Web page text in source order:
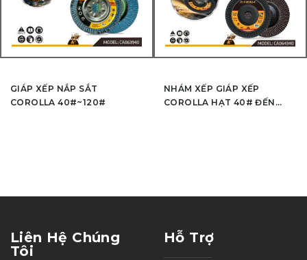
GIÁP XẾP NẮP SẮT
COROLLA 40#~120#
NHÁM XẾP GIÁP XẾP
COROLLA HẠT 40# ĐẾN
Liên Hệ Chúng
Tôi
Hỗ Trợ